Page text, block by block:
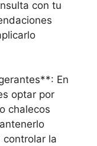
con tu
En
optar por
chalecos
controlar la